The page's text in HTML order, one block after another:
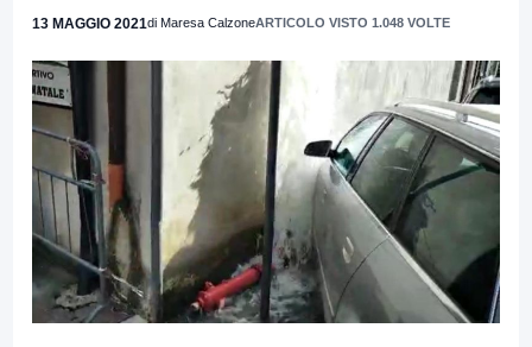
13 MAGGIO 2021di Maresa CalzoneARTICOLO VISTO 1.048 VOLTE